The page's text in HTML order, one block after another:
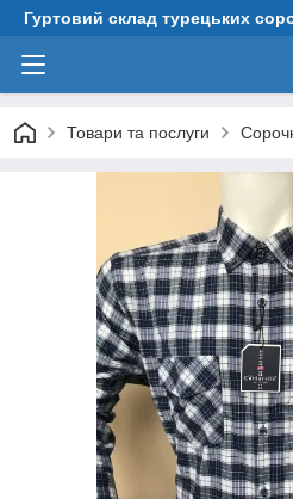
Гуртовий склад турецьких
Товари та послуги